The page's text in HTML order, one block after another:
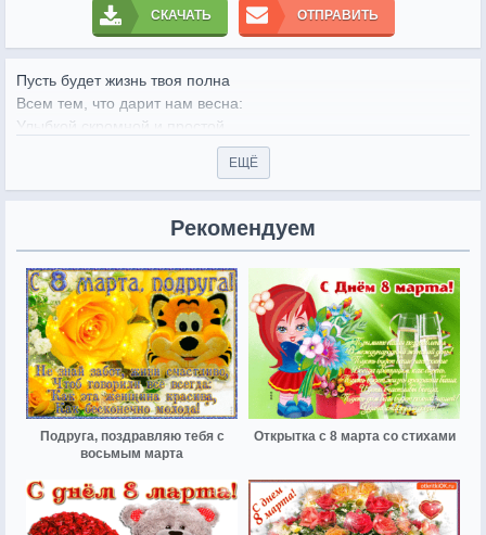
СКАЧАТЬ ОТПРАВИТЬ
Пусть будет жизнь твоя полна
Всем тем, что дарит нам весна:
Улыбкой скромной и простой,
Здоровьем счастьем, красотой!
ЕЩЁ
Рекомендуем
Подруга, поздравляю тебя с
восьмым марта
Открытка с 8 марта со стихами